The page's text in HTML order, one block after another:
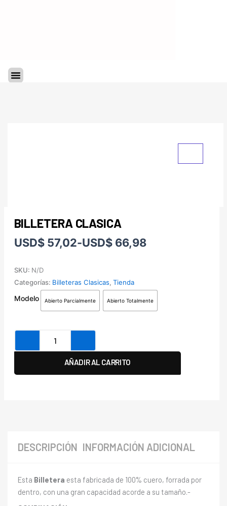
Menu
BILLETERA CLASICA
USD$57,02-USD$66,98
Rango
precios:
desde
USD$ 57,02
hasta
USD$ 66,98
SKU: N/D
Categorías: Billeteras Clasicas, Tienda
Modelo Abierto Parcialmente Abierto Totalmente
Billetera
AÑADIR AL CARRITO
DESCRIPCIÓN INFORMACIÓN ADICIONAL
Esta Billetera esta fabricada de 100% cuero, forrada por
dentro, con una gran capacidad acorde a su tamaño.-